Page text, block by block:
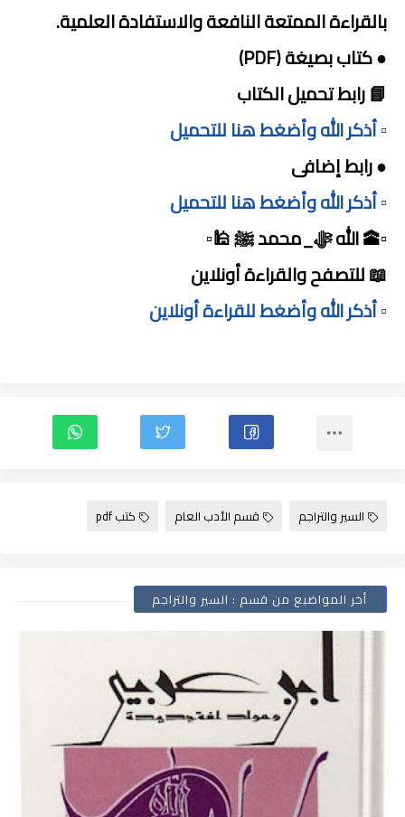
بالقراءة الممتعة النافعة والاستفادة العلمية.
● كتاب بصيغة (PDF)
📘 رابط تحميل الكتاب
▫️ أذكر الله وأضغط هنا للتحميل
● رابط إضافى
▫️ أذكر الله وأضغط هنا للتحميل
▫️🕋 الله ﷻ_محمد ﷺ 🕌▫️
📖 للتصفح والقراءة أونلاين
▫️ أذكر الله وأضغط للقراءة أونلاين
السير والتراجم قسم الأدب العام كتب pdf
أخر المواضيع من قسم : السير والتراجم